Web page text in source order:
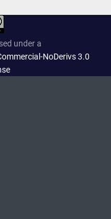
under a
NoDerivs 3.0